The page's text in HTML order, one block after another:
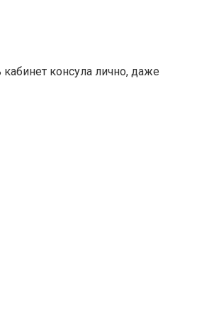
консула лично, даже